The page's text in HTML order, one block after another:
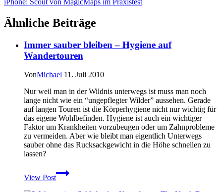
Ähnliche Beiträge
Immer sauber bleiben – Hygiene auf
Wandertouren
VonMichael 11. Juli 2010
Nur weil man in der Wildnis unterwegs ist muss man noch
lange nicht wie ein “ungepflegter Wilder” aussehen. Gerade
auf langen Touren ist die Körperhygiene nicht nur wichtig für
das eigene Wohlbefinden. Hygiene ist auch ein wichtiger
Faktor um Krankheiten vorzubeugen oder um Zahnprobleme
zu vermeiden. Aber wie bleibt man eigentlich Unterwegs
sauber ohne das Rucksackgewicht in die Höhe schnellen zu
lassen?
View Post
Immer
sauber